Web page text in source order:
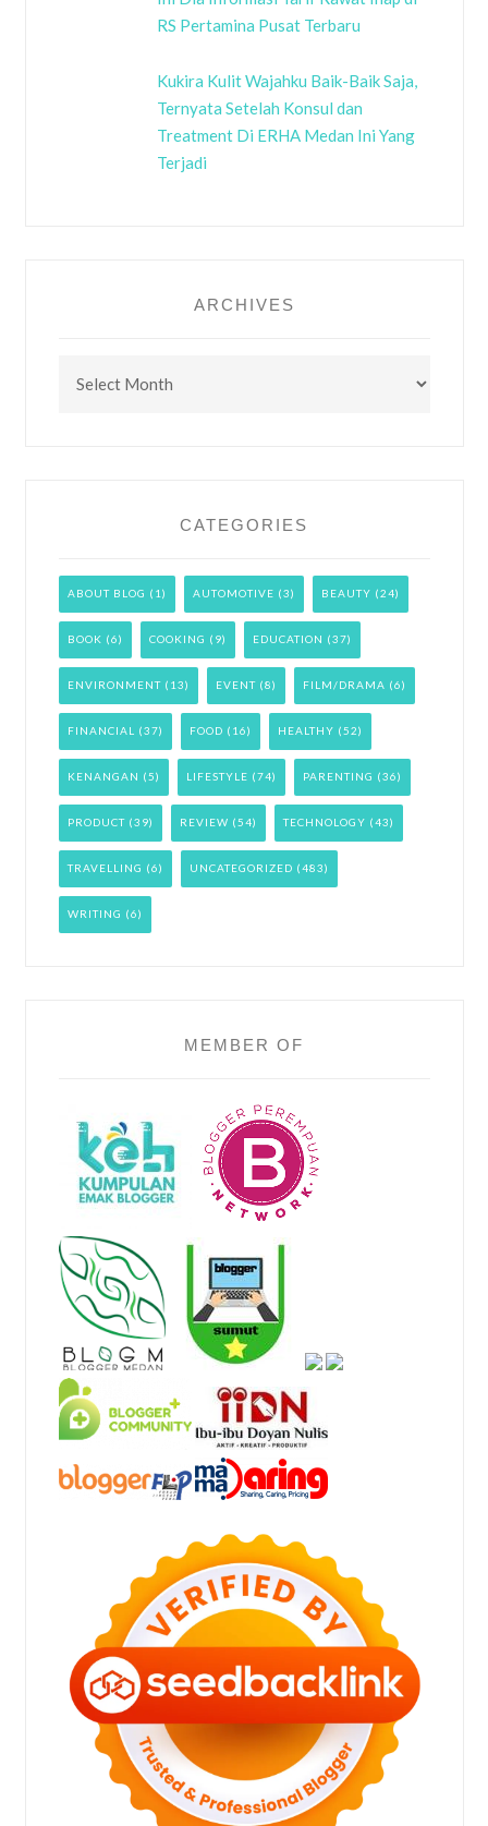
RS Pertamina Pusat Terbaru
Kukira Kulit Wajahku Baik-Baik Saja,
Ternyata Setelah Konsul dan
Treatment Di ERHA Medan Ini Yang
Terjadi
ARCHIVES
CATEGORIES
ABOUT BLOG (1) AUTOMOTIVE (3) BEAUTY (24)
BOOK (6) COOKING (9) EDUCATION (37)
ENVIRONMENT(13) EVENT(8) FILM/DRAMA (6)
FINANCIAL (37) FOOD (16) HEALTHY (52)
KENANGAN (5) LIFESTYLE (74) PARENTING (36)
PRODUCT(39) REVIEW (54) TECHNOLOGY (43)
TRAVELLING (6) UNCATEGORIZED (483)
WRITING (6)
MEMBER OF